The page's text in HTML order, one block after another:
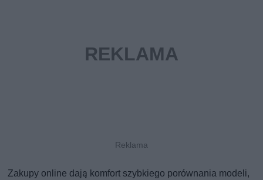
Zakupy online dają komfort szybkiego porównania modeli,